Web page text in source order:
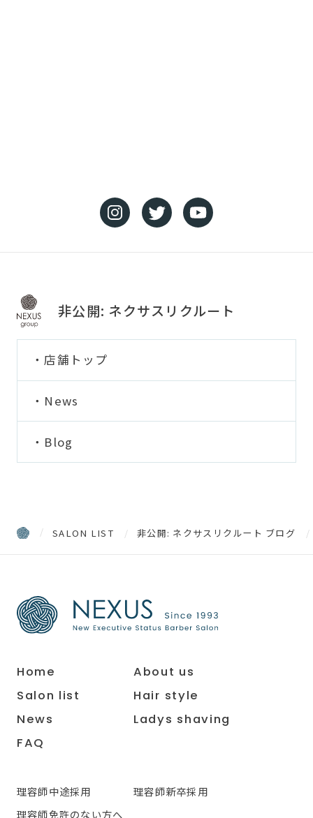
非公開: ネクサスリクルート
店舗トップ
News
Blog
SALON LIST 非公開: ネクサスリクルート ブログ
Home
About us
Salon list
Hair style
News
Ladys shaving
FAQ
理容師中途採用
理容師新卒採用
理容師免許のない方へ